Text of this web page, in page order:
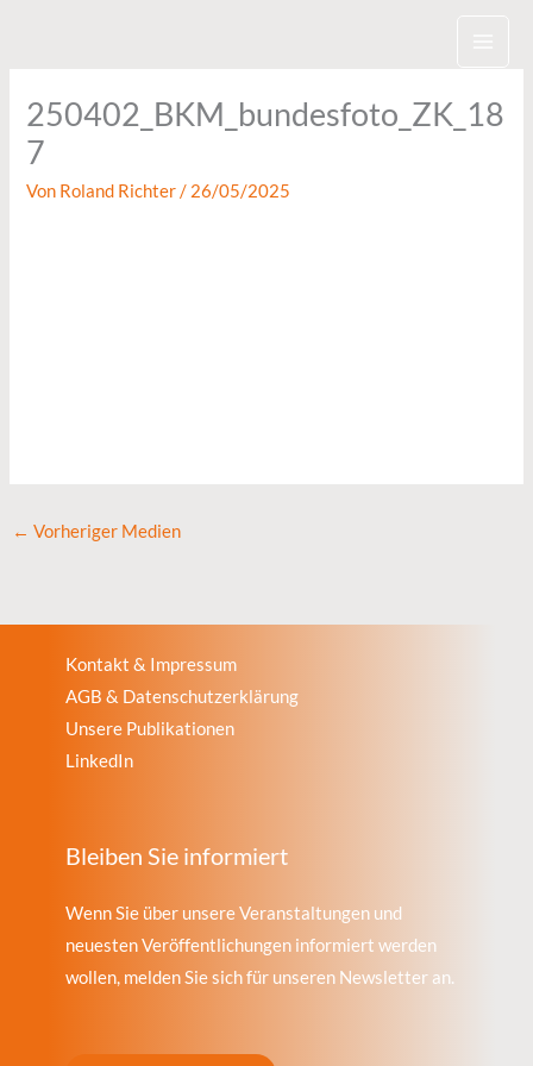
250402_BKM_bundesfoto_ZK_18
7
Von Roland Richter/ 26/05/2025
← Vorheriger Medien
Kontakt & Impressum
AGB & Datenschutzerklärung
Unsere Publikationen
LinkedIn
Bleiben Sie informiert
Wenn Sie über unsere Veranstaltungen und
neuesten Veröffentlichungen informiert werden
wollen, melden Sie sich für unseren Newsletter an.